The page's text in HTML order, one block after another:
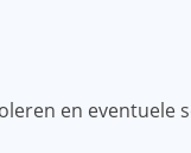
en eventuele